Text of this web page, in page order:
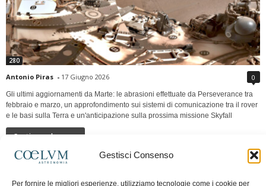
Gestisci Consenso
Per fornire le migliori esperienze, utilizziamo tecnologie come i cookie per
280
Antonio Piras - 17 Giugno 2026 0
Gli ultimi aggiornamenti da Marte: le abrasioni effettuate da Perseverance tra
febbraio e marzo, un approfondimento sui sistemi di comunicazione tra il rover
e le basi sulla Terra e un'anticipazione sulla prossima missione Skyfall
Continua a leggere